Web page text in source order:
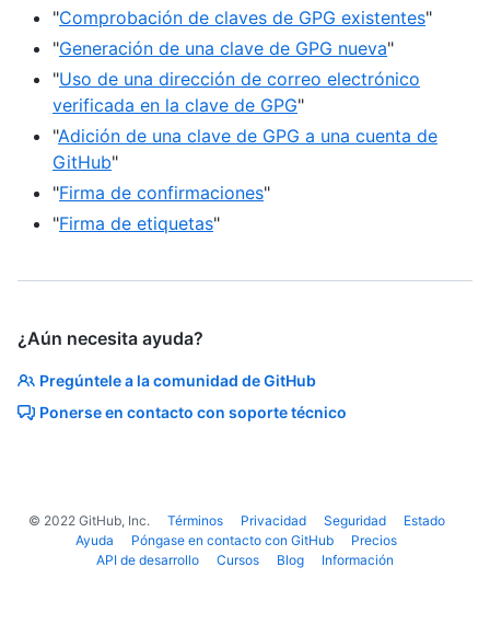
"Comprobación de claves de GPG existentes"
"Generación de una clave de GPG nueva"
"Uso de una dirección de correo electrónico
verificada en la clave de GPG"
"Adición de una clave de GPG a una cuenta de
GitHub"
"Firma de confirmaciones"
"Firma de etiquetas"
¿Aún necesita ayuda?
Pregúntele a la comunidad de GitHub
Ponerse en contacto con soporte técnico
© 2022GitHub, Inc. Términos Privacidad Seguridad
Estado
Ayuda
Póngase en contacto con GitHub
Precios
API de desarrollo
Cursos Blog Información